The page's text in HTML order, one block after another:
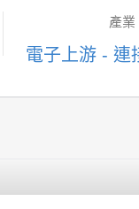
產業
電子上游 - 連